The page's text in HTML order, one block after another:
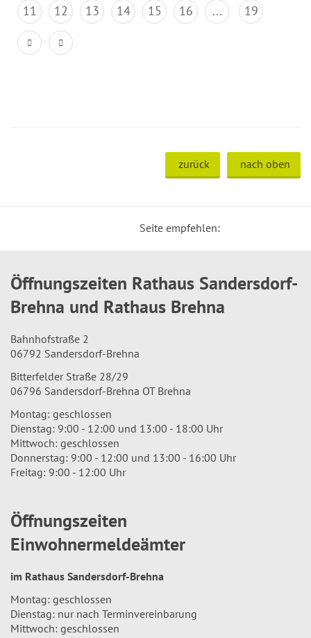
11
12 13 14 15 16 ... 19
zurück nach oben
Seite empfehlen:
Öffnungszeiten Rathaus Sandersdorf-
Brehna und Rathaus Brehna
Bahnhofstraße 2
06792 Sandersdorf-Brehna
Bitterfelder Straße 28/29
06796 Sandersdorf-Brehna OT Brehna
Montag: geschlossen
Dienstag: 9:00 - 12:00 und 13:00 - 18:00 Uhr
Mittwoch: geschlossen
Donnerstag: 9:00 - 12:00 und 13:00 - 16:00 Uhr
Freitag: 9:00 - 12:00 Uhr
Öffnungszeiten
Einwohnermeldeämter
im Rathaus Sandersdorf-Brehna
Montag: geschlossen
Dienstag: nur nach Terminvereinbarung
Mittwoch: geschlossen